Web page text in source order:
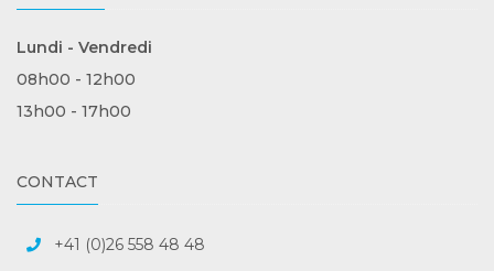
Lundi - Vendredi
08h00 - 12h00
13h00 - 17h00
CONTACT
+41 (0)26 558 48 48